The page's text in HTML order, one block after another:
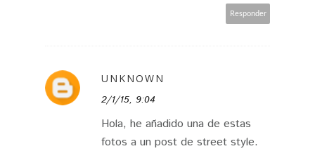
Responder
UNKNOWN
2/1/15, 9:04
Hola, he añadido una de estas
fotos a un post de street style.